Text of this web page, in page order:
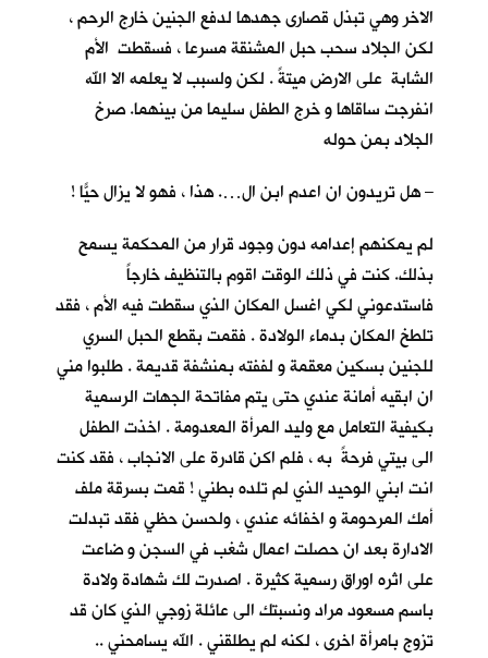
الاخر وهي تبذل قصارى جهدها لدفع الجنين خارج الرحم ،
لكن الجلاد سحب حبل المشنقة مسرعا ، فسقطت الأم
الشابة على الارض ميتةً . لكن ولسبب لا يعلمه الا الله
انفرجت ساقاها و خرج الطفل سليما من بينهما. صرخ
الجلاد بمن حوله
– هل تريدون ان اعدم ابن ال…. هذا ، فهو لا يزال حيّاً !
لم يمكنهم إعدامه دون وجود قرار من المحكمة يسمح
بذلك. كنت في ذلك الوقت اقوم بالتنظيف خارجاً
فاستدعوني لكي اغسل المكان الذي سقطت فيه الأم ، فقد
تلطخ المكان بدماء الولادة . فقمت بقطع الحبل السري
للجنين بسكين معقمة و لففته بمنشفة قديمة . طلبوا مني
ان ابقيه أمانة عندي حتى يتم مفاتحة الجهات الرسمية
بكيفية التعامل مع وليد المرأة المعدومة . اخذت الطفل
الى بيتي فرحةً به ، فلم اكن قادرة على الانجاب ، فقد كنت
انت ابني الوحيد الذي لم تلده بطني ! قمت بسرقة ملف
أمك المرحومة و اخفائه عندي ، ولحسن حظي فقد تبدلت
الادارة بعد ان حصلت اعمال شغب في السجن و ضاعت
على اثره اوراق رسمية كثيرة . اصدرت لك شهادة ولادة
باسم مسعود مراد ونسبتك الى عائلة زوجي الذي كان قد
تزوج بامرأة اخرى ، لكنه لم يطلقني . الله يسامحني ..